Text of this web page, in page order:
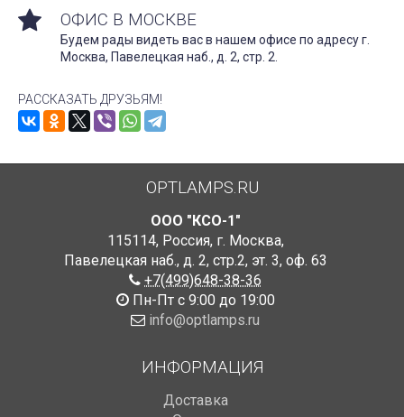
ОФИС В МОСКВЕ
Будем рады видеть вас в нашем офисе по адресу г.
Москва, Павелецкая наб., д. 2, стр. 2.
РАССКАЗАТЬ ДРУЗЬЯМ!
OPTLAMPS.RU
ООО "КСО-1"
115114, Россия, г. Москва,
Павелецкая наб., д. 2, стр.2, эт. 3, оф. 63
+7(499)648-38-36
Пн-Пт с 9:00 до 19:00
info@optlamps.ru
ИНФОРМАЦИЯ
Доставка